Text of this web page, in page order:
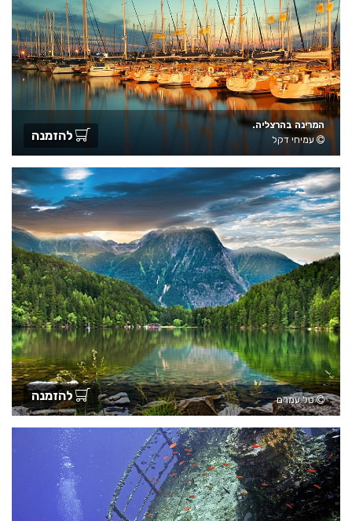
המרינה בהרצליה.
עמיחי דקל
להזמנה
טל עמרם להזמנה